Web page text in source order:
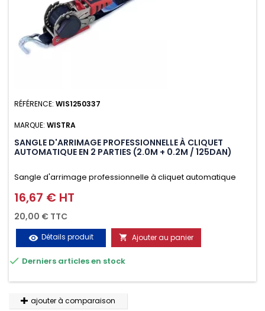
RÉFÉRENCE: WIS1250337
MARQUE: WISTRA
SANGLE D'ARRIMAGE PROFESSIONNELLE À CLIQUET
AUTOMATIQUE EN 2 PARTIES (2.0M + 0.2M / 125DAN)
Sangle d'arrimage professionnelle à cliquet automatique
avec crochet deux doigts soudés en J en 2 parties (2.0M +
0.2M / 125daN), simple et rapide d'utilisation. Permet
d'arrimer et de sécuriser vos chargements pendant le
transport. Matière polyester très résistante aux UV et aux
variations de températures, n'absorbe pas l'eau.
Prix
16,67 € HT
20,00 € TTC
visibility Détails produit  Ajouter au panier
 Derniers articles en stock
ajouter à comparaison